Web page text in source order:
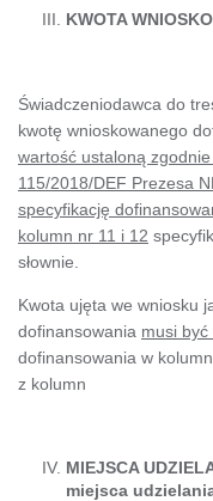
KWOTA
Świadczeniodawca do
kwotę wnioskowanego
wartość ustaloną
115/2018/DEF Prezesa
specyfikację
kolumn nr 11 i 12
słownie.
Kwota ujęta we wniosku
dofinansowania musi być
dofinansowania w
z kolumn
MIEJSCA
miejsca